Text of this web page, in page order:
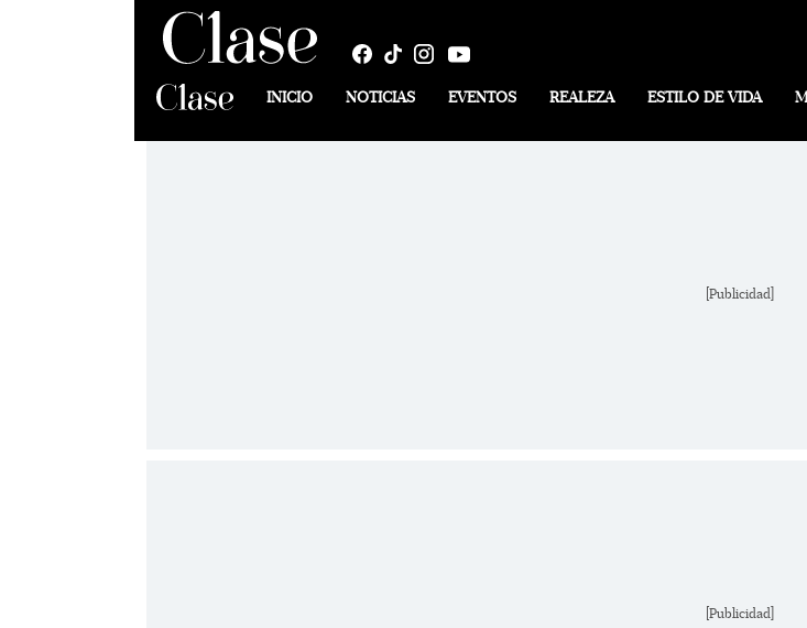
INICIO NOTICIAS EVENTOS REALEZA ESTILO DE VIDA
[Publicidad]
[Publicidad]